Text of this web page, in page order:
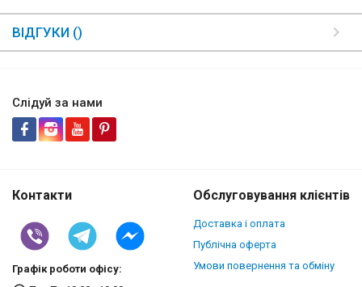
ВІДГУКИ ()
Слідуй за нами
Контакти
Графік роботи офісу:
Обслуговування клієнтів
Доставка і оплата
Публічна оферта
Умови повернення та обміну